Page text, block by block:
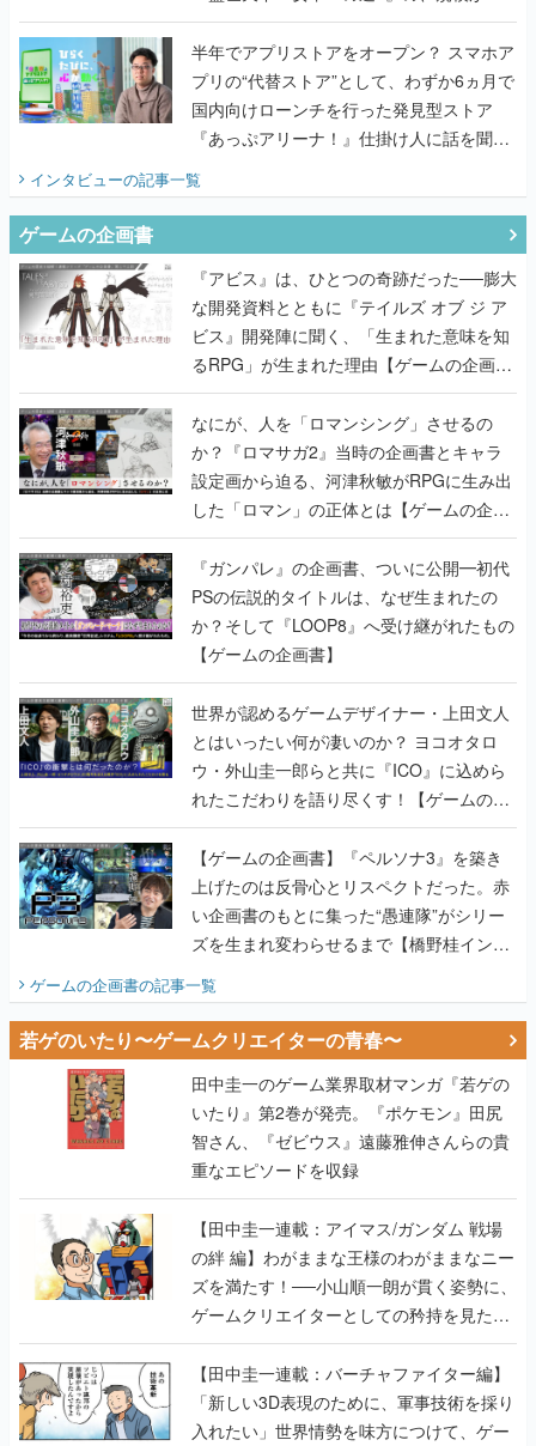
うこだわりをプロデューサーに聞いた
半年でアプリストアをオープン？ スマホア
プリの“代替ストア”として、わずか6ヵ月で
国内向けローンチを行った発見型ストア
『あっぷアリーナ！』仕掛け人に話を聞い
てみた
インタビューの記事一覧
ゲームの企画書
『アビス』は、ひとつの奇跡だった──膨大
な開発資料とともに『テイルズ オブ ジ ア
ビス』開発陣に聞く、「生まれた意味を知
るRPG」が生まれた理由【ゲームの企画
書】
なにが、人を「ロマンシング」させるの
か？『ロマサガ2』当時の企画書とキャラ
設定画から迫る、河津秋敏がRPGに生み出
した「ロマン」の正体とは【ゲームの企画
書】
『ガンパレ』の企画書、ついに公開━初代
PSの伝説的タイトルは、なぜ生まれたの
か？そして『LOOP8』へ受け継がれたもの
【ゲームの企画書】
世界が認めるゲームデザイナー・上田文人
とはいったい何が凄いのか？ ヨコオタロ
ウ・外山圭一郎らと共に『ICO』に込めら
れたこだわりを語り尽くす！【ゲームの企
画書】
【ゲームの企画書】『ペルソナ3』を築き
上げたのは反骨心とリスペクトだった。赤
い企画書のもとに集った“愚連隊”がシリー
ズを生まれ変わらせるまで【橋野桂インタ
ビュー】
ゲームの企画書の記事一覧
若ゲのいたり〜ゲームクリエイターの青春〜
田中圭一のゲーム業界取材マンガ『若ゲの
いたり』第2巻が発売。『ポケモン』田尻
智さん、『ゼビウス』遠藤雅伸さんらの貴
重なエピソードを収録
【田中圭一連載：アイマス/ガンダム 戦場
の絆 編】わがままな王様のわがままなニー
ズを満たす！──小山順一朗が貫く姿勢に、
ゲームクリエイターとしての矜持を見た
【若ゲのいたり最終回】
【田中圭一連載：バーチャファイター編】
「新しい3D表現のために、軍事技術を採り
入れたい」世界情勢を味方につけて、ゲー